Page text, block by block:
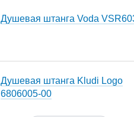
Душевая штанга Voda
Душевая штанга Kludi Logo
6806005-00